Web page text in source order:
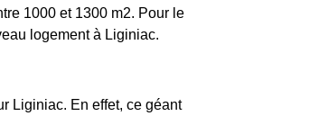
1000 et 1300 m2. Pour le
logement à Liginiac.
Liginiac. En effet, ce géant